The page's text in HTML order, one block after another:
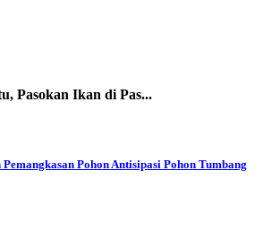
Pasokan Ikan di Pas...
Pohon Antisipasi Pohon Tumbang